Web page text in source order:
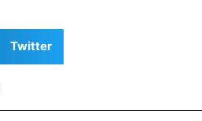
Twitter